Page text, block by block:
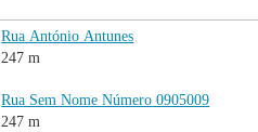
Rua António Antunes
247 m
Rua Sem Nome Número 0905009
247 m